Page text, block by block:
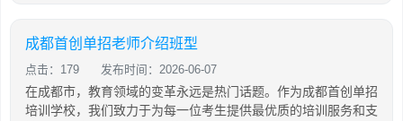
成都首创单招老师介绍班型
点击：179 发布时间：2026-06-07
在成都市，教育领域的变革永远是热门话题。作为成都首创单招
培训学校，我们致力于为每一位考生提供最优质的培训服务和支